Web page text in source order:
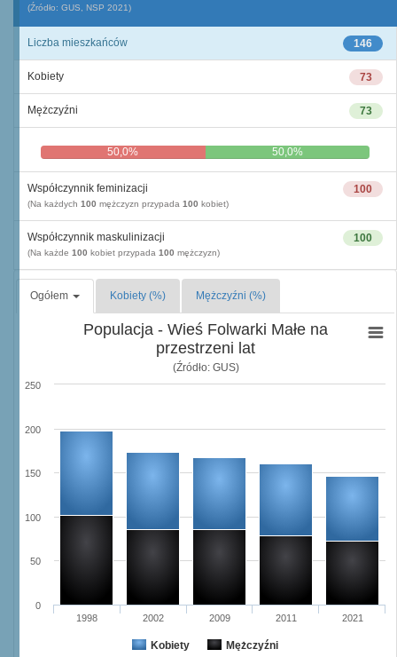
(Źródło: GUS, NSP 2021)
146
Liczba mieszkańców
73
Kobiety
73
Mężczyźni
50,0% 50,0%
100
Współczynnik feminizacji
(Na każdych 100 mężczyzn przypada 100 kobiet)
100
Współczynnik maskulinizacji
(Na każde 100 kobiet przypada 100 mężczyzn)
Ogółem Kobiety (%) Mężczyźni (%)
Populacja - Wieś Folwarki Małe na
przestrzeni lat
(Źródło: GUS)
Kobiety Mężczyźni
1998 2002 2009 2011 2021
0
50
100
150
200
250